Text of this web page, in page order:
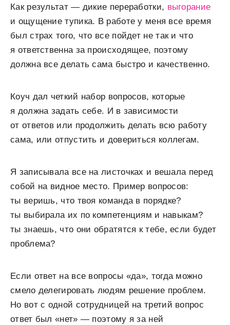
Как результат — дикие переработки, выгорание
и ощущение тупика. В работе у меня все время
был страх того, что все пойдет не так и что
я ответственна за происходящее, поэтому
должна все делать сама быстро и качественно.
Коуч дал четкий набор вопросов, которые
я должна задать себе. И в зависимости
от ответов или продолжить делать всю работу
сама, или отпустить и довериться коллегам.
Я записывала все на листочках и вешала перед
собой на видное место. Пример вопросов:
ты веришь, что твоя команда в порядке?
ты выбирала их по компетенциям и навыкам?
ты знаешь, что они обратятся к тебе, если будет
проблема?
Если ответ на все вопросы «да», тогда можно
смело делегировать людям решение проблем.
Но вот с одной сотрудницей на третий вопрос
ответ был «нет» — поэтому я за ней